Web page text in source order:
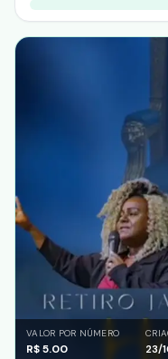
VALOR POR NÚMERO
R$5.00 23/